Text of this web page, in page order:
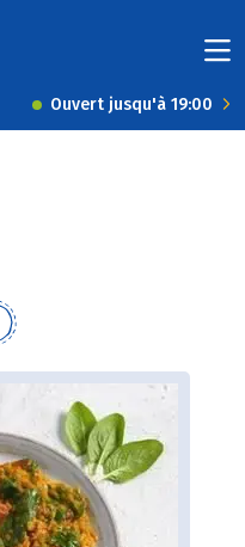
Ouvert jusqu'à 19:00